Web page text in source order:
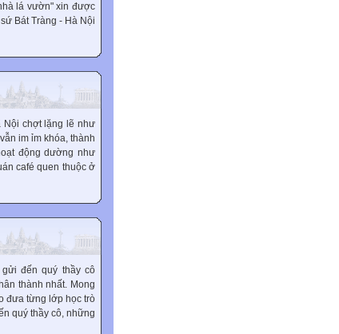
lá vườn" xin được
Bát Tràng - Hà Nội
Nội chợt lặng lẽ như
im ỉm khóa, thành
động dường như
café quen thuộc ở
đến quý thầy cô
thành nhất. Mong
đưa từng lớp học trò
quý thầy cô, những